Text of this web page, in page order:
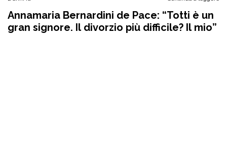
Annamaria Bernardini de Pace: “Totti è un
gran signore. Il divorzio più difficile? Il mio”